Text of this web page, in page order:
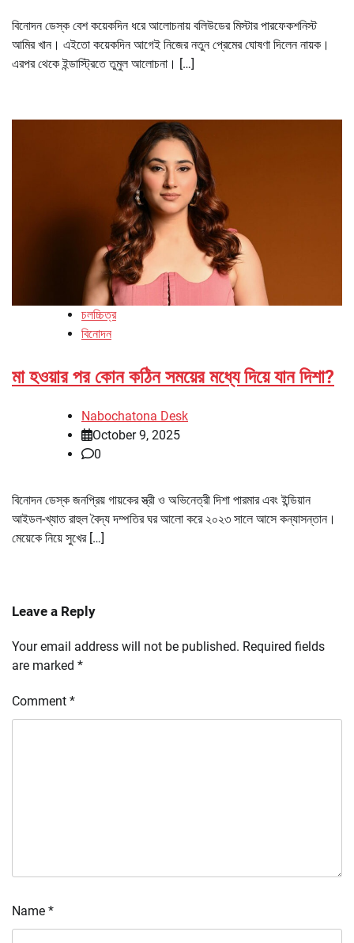
বিনোদন ডেস্ক বেশ কয়েকদিন ধরে আলোচনায় বলিউডের মিস্টার পারফেকশনিস্ট
আমির খান। এইতো কয়েকদিন আগেই নিজের নতুন প্রেমের ঘোষণা দিলেন নায়ক।
এরপর থেকে ইন্ডাস্ট্রিতে তুমুল আলোচনা। […]
চলচ্চিত্র
বিনোদন
মা হওয়ার পর কোন কঠিন সময়ের মধ্যে দিয়ে যান দিশা?
Nabochatona Desk
October 9, 2025
0
বিনোদন ডেস্ক জনপ্রিয় গায়কের স্ত্রী ও অভিনেত্রী দিশা পারমার এবং ইন্ডিয়ান
আইডল-খ্যাত রাহুল বৈদ্য দম্পতির ঘর আলো করে ২০২৩ সালে আসে কন্যাসন্তান।
মেয়েকে নিয়ে সুখের […]
Leave a Reply
Your email address will not be published. Required fields
are marked *
Comment *
Name *